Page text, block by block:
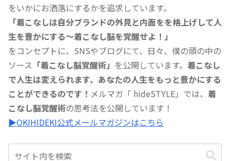
をいかにお洒落にするかを追求しています。
「着こなしは自分ブランドの外見と内面をを格上げして人
生を豊かにする〜着こなし脳を覚醒せよ！」
をコンセプトに、SNSやブログにて、日々、僕の頭の中の
ソース 「着こなし脳覚醒術」 を公開しています。 着こなし
で人生は変えられます、あなたの人生をもっと豊かにする
ことができるのです！ メルマガ「 hideSTYLE」では、 着
こなし脳覚醒術の思考法を公開しています！
▶︎OKIHIDEKI公式メールマガジンはこちら